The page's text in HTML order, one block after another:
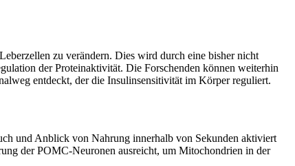
zu verändern. Dies wird durch eine bisher nicht
der Proteinaktivität. Die Forschenden können weiterhin
entdeckt, der die Insulinsensitivität im Körper reguliert.
und Anblick von Nahrung innerhalb von Sekunden aktiviert
der POMC-Neuronen ausreicht, um Mitochondrien in der